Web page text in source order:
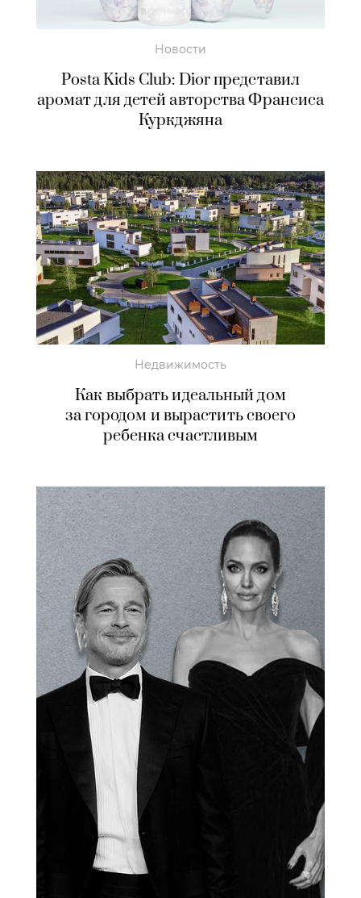
Новости
Posta Kids Club: Dior представил
аромат для детей авторства Франсиса
Куркджяна
Недвижимость
Как выбрать идеальный дом
за городом и вырастить своего
ребенка счастливым